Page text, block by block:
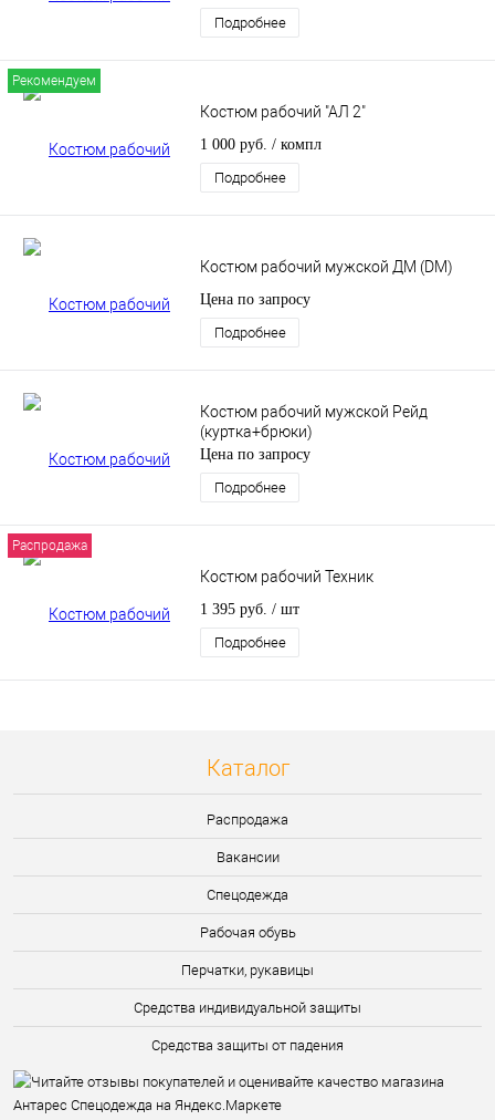
Подробнее
Рекомендуем
Костюм рабочий "АЛ 2"
1 000 руб. / компл
Подробнее
Костюм рабочий мужской ДМ (DM)
Цена по запросу
Подробнее
Костюм рабочий мужской Рейд
(куртка+брюки)
Цена по запросу
Подробнее
Распродажа
Костюм рабочий Техник
1 395 руб. / шт
Подробнее
Каталог
Распродажа
Вакансии
Спецодежда
Рабочая обувь
Перчатки, рукавицы
Средства индивидуальной защиты
Средства защиты от падения